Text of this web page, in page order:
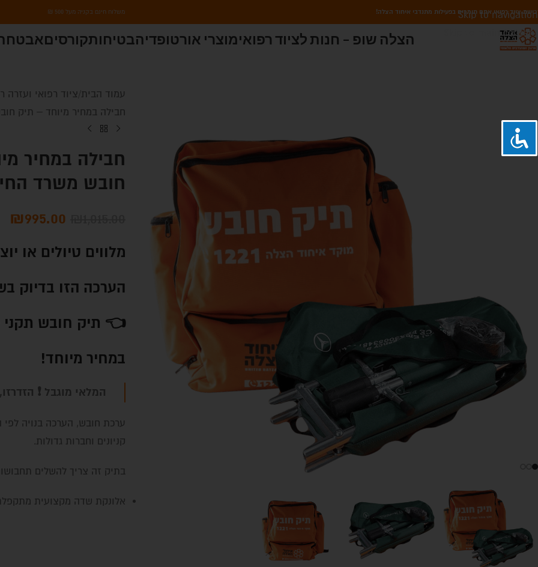
Skip to navigation
Skip to main content
ציוד רפואי אתם תומכים בפעילות מתנדבי איחוד הצלה! משלוח חינם בקניה מעל 500 ₪
הצלה שופ – חנות לציוד רפואימוצרי אורטופדיהבטיחותקורסיםאבטחת
עמוד הבית ציוד רפואי ועזרה
חבילה במחיר מיוחד – תיק
חבילה במחיר
חובש משרד
₪995.00
מלווים טיולים או
הערכה הזו בדיוק
👈 תיק חובש תקני
במחיר מיוחד!
המלאי מוגבל ❗
ערכת חובש, הערכה בנויה לפי
קניונים וחברות גדולות.
בתיק זה צריך להשלים
אלונקת שדה מקצועית מתקפלת ל-8